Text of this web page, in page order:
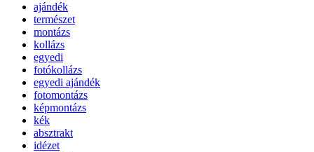
ajándék
természet
montázs
kollázs
egyedi
fotókollázs
egyedi ajándék
fotomontázs
képmontázs
kék
absztrakt
idézet